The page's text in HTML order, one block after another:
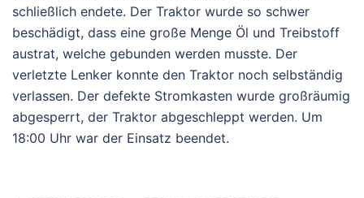
schließlich endete. Der Traktor wurde so schwer
beschädigt, dass eine große Menge Öl und Treibstoff
austrat, welche gebunden werden musste. Der
verletzte Lenker konnte den Traktor noch selbständig
verlassen. Der defekte Stromkasten wurde großräumig
abgesperrt, der Traktor abgeschleppt werden. Um
18:00 Uhr war der Einsatz beendet.